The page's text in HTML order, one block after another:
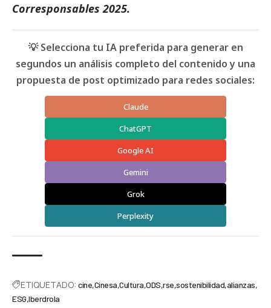
Corresponsables 2025.
💡 Selecciona tu IA preferida para generar en
segundos un análisis completo del contenido y una
propuesta de post optimizado para redes sociales:
Claude
ChatGPT
Google AI
Gemini
Grok
Perplexity
ETIQUETADO: cine Cinesa Cultura ODS rse sostenibilidad alianzas
ESG Iberdrola